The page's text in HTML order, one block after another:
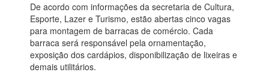
De acordo com informações da secretaria de Cultura,
Esporte, Lazer e Turismo, estão abertas cinco vagas
para montagem de barracas de comércio. Cada
barraca será responsável pela ornamentação,
exposição dos cardápios, disponibilização de lixeiras e
demais utilitários.